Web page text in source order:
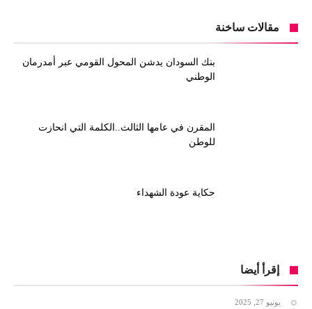
مقالات ساخنة
بنك السودان يدشن المحول القومي عبر أمدرمان
الوطني
المقرن في عامها الثالث..الكلمة التي انحازت
للوطن
حكاية عودة الشهداء
إقرأ أيضا
يونيو 27, 2025